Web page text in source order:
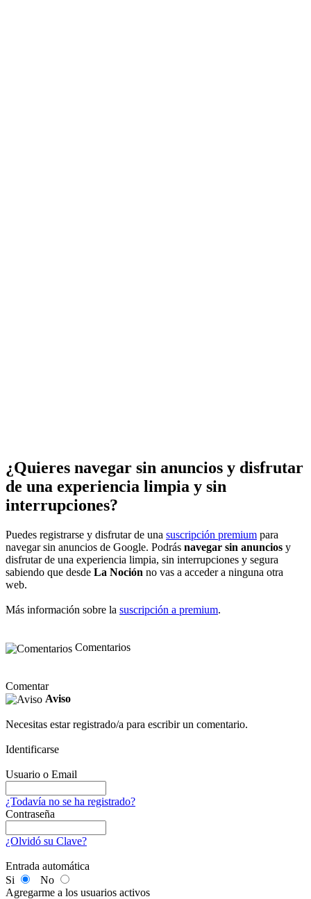
¿Quieres navegar sin anuncios y disfrutar
de una experiencia limpia y sin
interrupciones?
Puedes registrarse y disfrutar de una suscripción premium para
navegar sin anuncios de Google. Podrás navegar sin anuncios y
disfrutar de una experiencia limpia, sin interrupciones y segura
sabiendo que desde La Noción no vas a acceder a ninguna otra
web.
Más información sobre la suscripción a premium.
Comentarios
Comentar
Aviso
Necesitas estar registrado/a para escribir un comentario.
Identificarse
Usuario o Email
¿Todavía no se ha registrado?
Contraseña
¿Olvidó su Clave?
Entrada automática
Si
No
Agregarme a los usuarios activos